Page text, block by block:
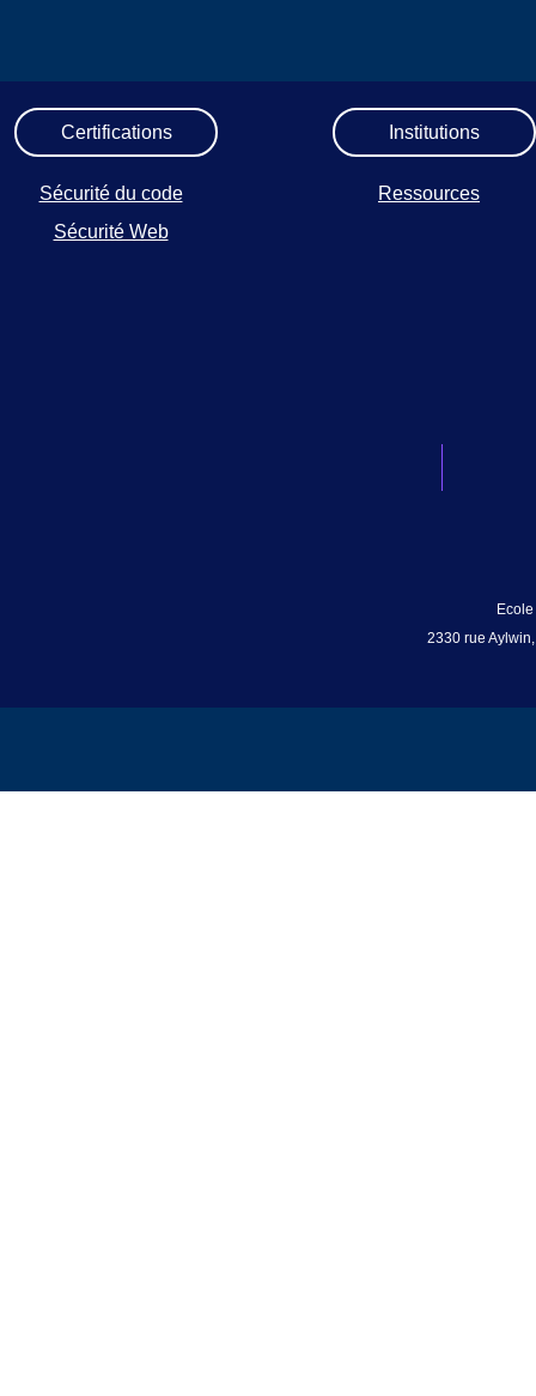
Certifications
Sécurité du code
Sécurité Web
Institutions
Ressources
2330 rue